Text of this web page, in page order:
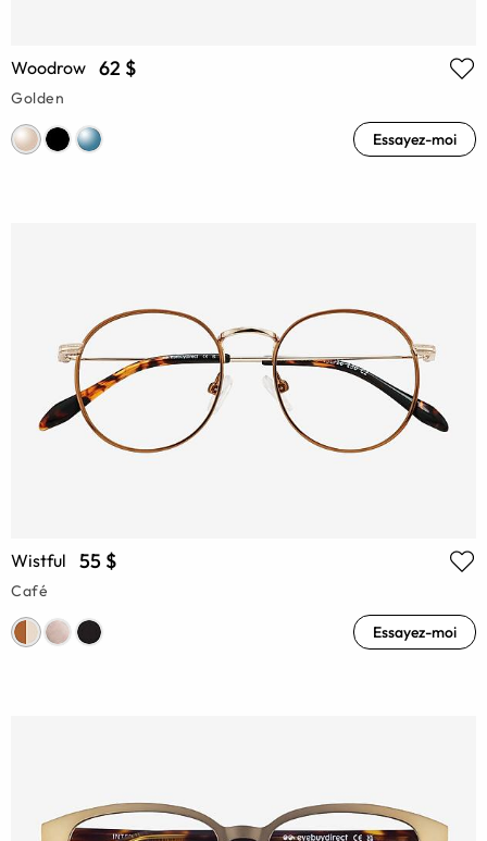
Woodrow 62 $
Golden
Essayez-moi
Wistful 55 $
Café
Essayez-moi